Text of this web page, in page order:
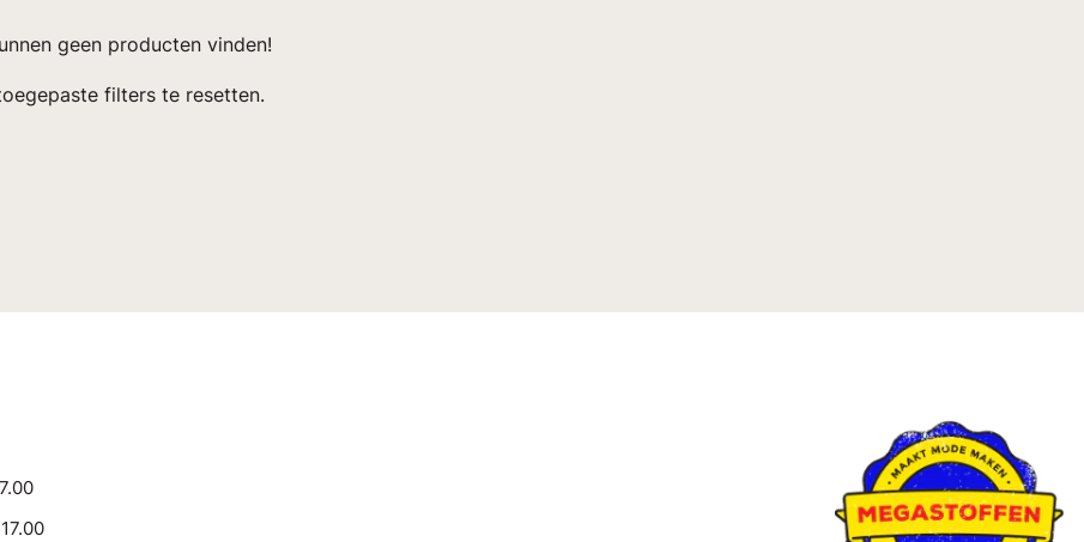
geen producten vinden!
filters te resetten.